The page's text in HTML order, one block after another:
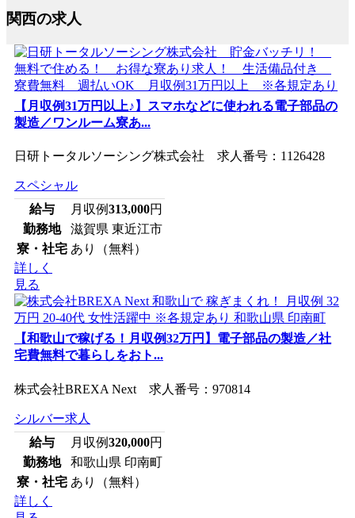
関西の求人
【月収例31万円以上♪】スマホなどに使われる電子部品の
製造／ワンルーム寮あ...
日研トータルソーシング株式会社 求人番号：1126428
スペシャル
給与
月収例313,000円
勤務地
滋賀県 東近江市
寮・社宅 あり（無料）
詳しく
見る
【和歌山で稼げる！月収例32万円】電子部品の製造／社
宅費無料で暮らしをおト...
株式会社BREXA Next 求人番号：970814
シルバー求人
給与
月収例320,000円
勤務地
和歌山県 印南町
寮・社宅 あり（無料）
詳しく